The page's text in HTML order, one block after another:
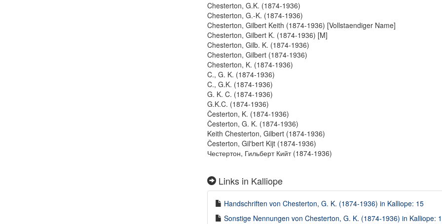
Chesterton, G.K. (1874-1936)
Chesterton, G.-K. (1874-1936)
Chesterton, Gilbert Keith (1874-1936) [Vollstaendiger Name]
Chesterton, Gilbert K. (1874-1936) [M]
Chesterton, Gilb. K. (1874-1936)
Chesterton, Gilbert (1874-1936)
Chesterton, K. (1874-1936)
C., G. K. (1874-1936)
C., G.K. (1874-1936)
G. K. C. (1874-1936)
G.K.C. (1874-1936)
Česterton, K. (1874-1936)
Česterton, G. K. (1874-1936)
Keith Chesterton, Gilbert (1874-1936)
Česterton, Gilʹbert Kijt (1874-1936)
Честертон, Гильберт Кийт (1874-1936)
Links in Kalliope
Handschriften von Chesterton, G. K. (1874-1936) in Kalliope: 15
Sonstige Nennungen von Chesterton, G. K. (1874-1936) in Kalliope: